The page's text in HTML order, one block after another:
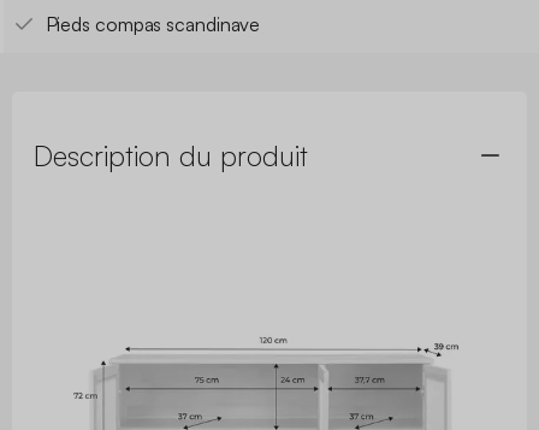
Pieds compas scandinave
Description du produit